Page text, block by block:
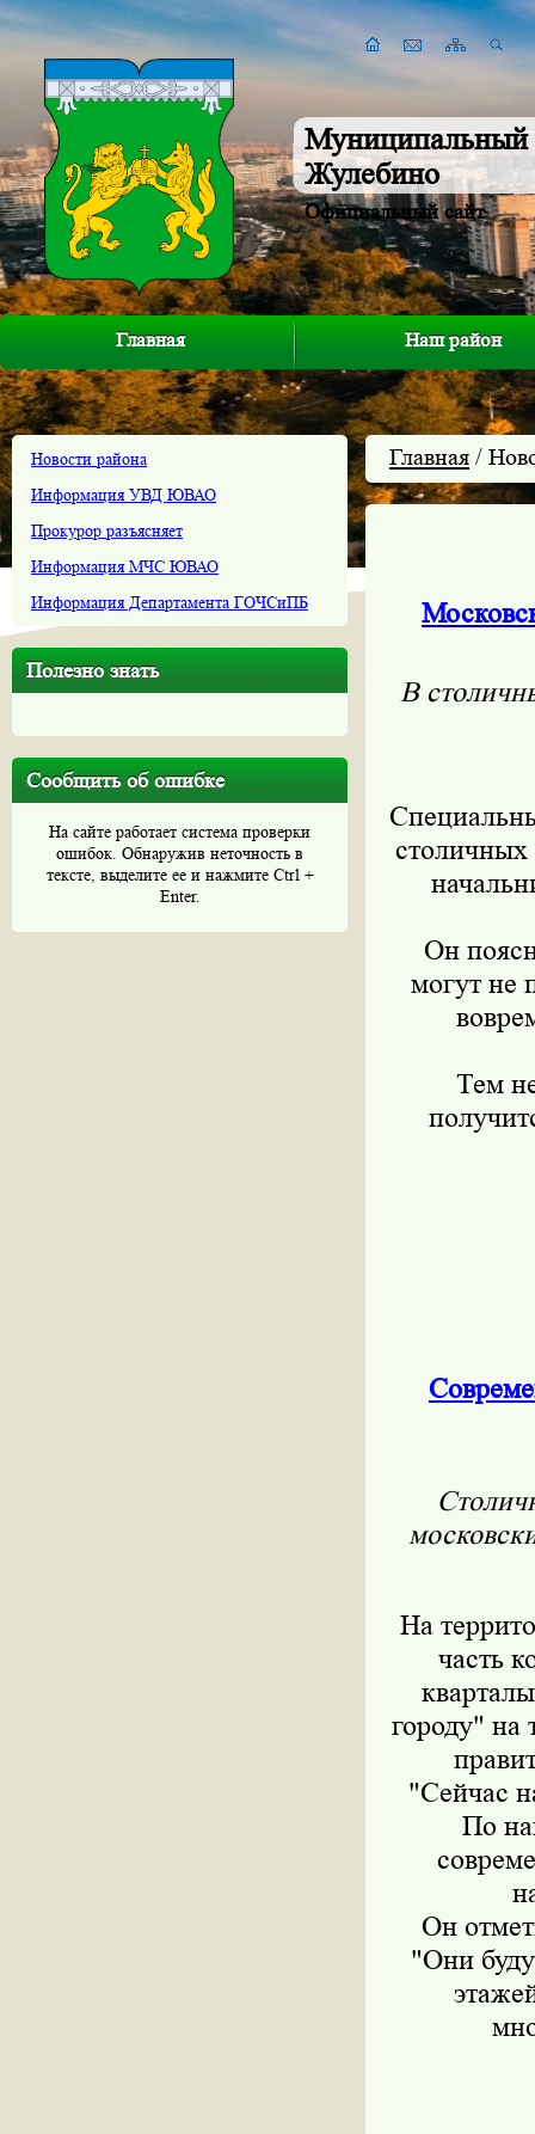
Муниципальный
Жулебино
Официальный сайт
Главная Наш район
Новости района
Информация УВД ЮВАО
Прокурор разъясняет
Информация МЧС ЮВАО
Информация Департамента ГОЧСиПБ
Полезно знать
Сообщить об ошибке
На сайте работает система проверки
ошибок. Обнаружив неточность в
тексте, выделите ее и нажмите Ctrl +
Enter.
Главная /
В
столичных
Он
могут не
Тем
На
часть
городу" на
"Сейчас
По
Он
"Они